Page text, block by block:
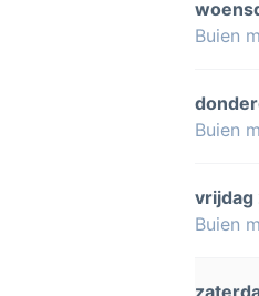
Buien
Buien
vrijdag
Buien